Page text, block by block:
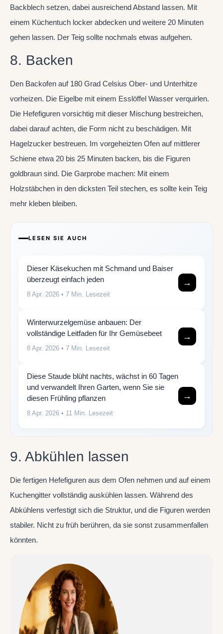
Backblech setzen, dabei ausreichend Abstand lassen. Mit
einem Küchentuch locker abdecken und weitere 20 Minuten
gehen lassen. Der Teig sollte nochmals etwas aufgehen.
8. Backen
Den Backofen auf 180 Grad Celsius Ober- und Unterhitze
vorheizen. Die Eigelbe mit einem Esslöffel Wasser verquirlen.
Die Hefefiguren vorsichtig mit dieser Mischung bestreichen,
dabei darauf achten, die Form nicht zu beschädigen. Mit
Hagelzucker bestreuen. Im vorgeheizten Ofen auf mittlerer
Schiene etwa 20 bis 25 Minuten backen, bis die Figuren
goldbraun sind. Die Garprobe machen: Mit einem
Holzstäbchen in den dicksten Teil stechen, es sollte kein Teig
mehr kleben bleiben.
LESEN SIE AUCH
Dieser Käsekuchen mit Schmand und Baiser
überzeugt einfach jeden
8 Apr. 2026 • 7 Min. Lesezeit
→
Winterwurzelgemüse anbauen: Der
vollständige Leitfaden für Ihr Gemüsebeet
8 Apr. 2026 • 7 Min. Lesezeit
→
Diese Staude blüht nachts, wächst in 60 Tagen
und verwandelt Ihren Garten, wenn Sie sie
diesen Frühling pflanzen
8 Apr. 2026 • 11 Min. Lesezeit
→
9. Abkühlen lassen
Die fertigen Hefefiguren aus dem Ofen nehmen und auf einem
Kuchengitter vollständig auskühlen lassen. Während des
Abkühlens verfestigt sich die Struktur, und die Figuren werden
stabiler. Nicht zu früh berühren, da sie sonst zusammenfallen
könnten.